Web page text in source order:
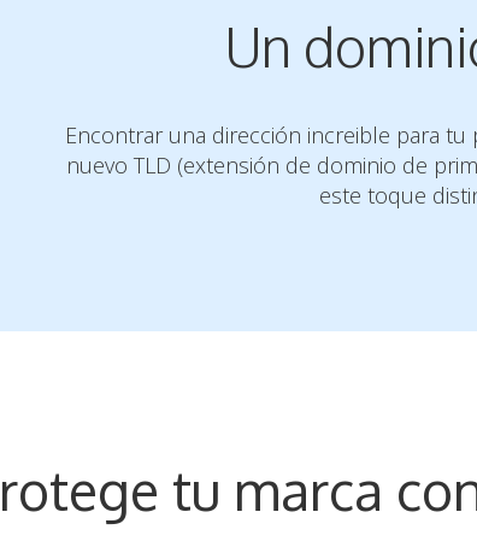
Un
Encontrar una dirección increible para
nuevo TLD (extensión de dominio de
este toque
tu marca